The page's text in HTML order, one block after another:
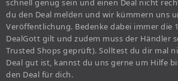
schnell genug sein und einen Deal nicht
du den Deal melden und wir kümmern uns
Veröffentlichung. Bedenke dabei immer die
DealGott gilt und zudem muss der Händler
Trusted Shops geprüft). Solltest du dir mal
Deal gut ist, kannst du uns gerne um Hilfe
den Deal für dich.